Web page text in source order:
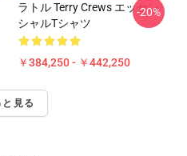
ラトル Terry Crews エッセン
シャルTシャツ
￥384,250 - ￥442,250
-20%
と見る